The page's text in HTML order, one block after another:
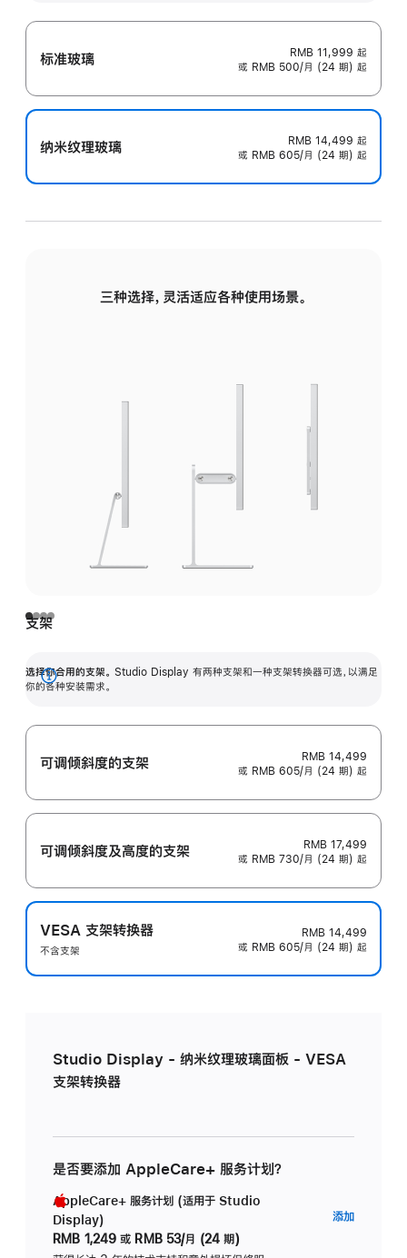
标准玻璃 RMB 11,999 起
或 RMB 500/月 (24 期) 起
纳米纹理玻璃 RMB 14,499 起
或 RMB 605/月 (24 期) 起
三种选择，灵活适应各种使用场景。
支架
选择你合用的支架。 Studio Display 有两种支架和一种支架转换器可选，以满足
你的各种安装需求。
展
可调倾斜度的支架
RMB 14,499
或 RMB 605/月 (24 期) 起
可调倾斜度及高‍度的支‍架
RMB 17,499
或 RMB 730/月 (24 期) 起
VESA 支架转换器
不含支架
RMB 14,499
或 RMB 605/月 (24 期) 起
Studio Display - 纳米纹理玻璃面板 - VESA
支架转换器
是否要添加 AppleCare+ 服务计划？
AppleCare+ 服务计划 (适用于 Studio
Display)
RMB 1,249 或 RMB 53/月 (24 期)
添加